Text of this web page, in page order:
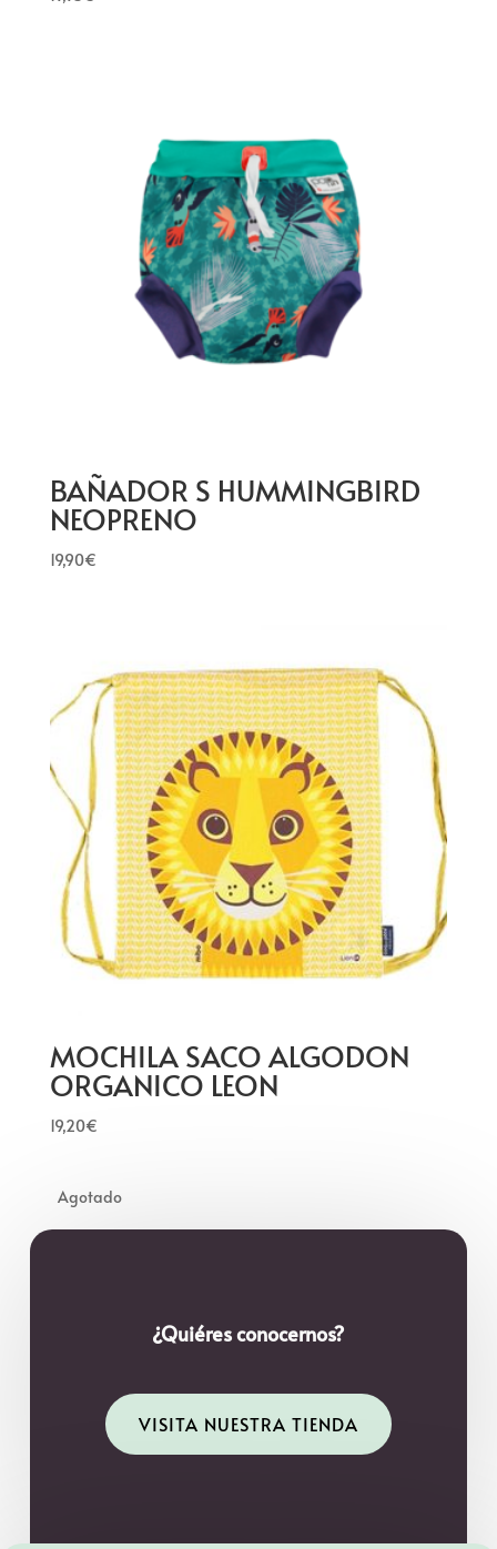
BAÑADOR S HUMMINGBIRD
NEOPRENO
19,90€
MOCHILA SACO ALGODON
ORGANICO LEON
19,20€
¿Quiéres conocernos?
VISITA NUESTRA TIENDA